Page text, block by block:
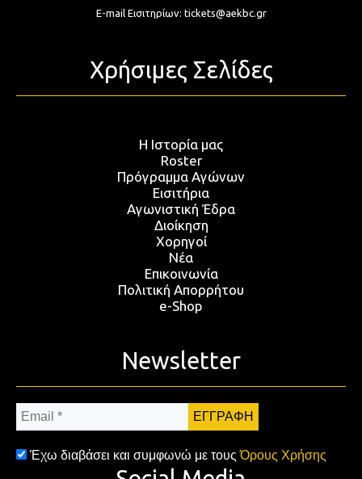
E-mail Εισιτηρίων: tickets@aekbc.gr
Χρήσιμες Σελίδες
Η Ιστορία μας
Roster
Πρόγραμμα Αγώνων
Εισιτήρια
Αγωνιστική Έδρα
Διοίκηση
Χορηγοί
Νέα
Επικοινωνία
Πολιτική Απορρήτου
e-Shop
Newsletter
Email
*
Έχω διαβάσει και συμφωνώ με τουςΌρους Χρήσης